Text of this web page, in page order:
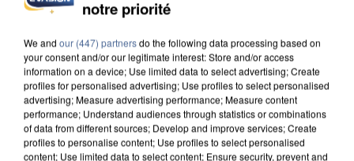
L’UN DES FONDATEURS SUPPOSÉS DE LA DZ
MAFIA INTERPELLÉ EN ALGÉRIE
notre priorité
We and our (447) partnersdo the following data processing based on
your consent and/or our legitimate interest: Store and/or access
information on a device; Use limited data to select advertising; Create
profiles for personalised advertising; Use profiles to select personalised
advertising; Measure advertising performance; Measure content
performance; Understand audiences through statistics or combinations
of data from different sources; Develop and improve services; Create
profiles to personalise content; Use profiles to select personalised
content; Use limited data to select content; Ensure security, prevent and